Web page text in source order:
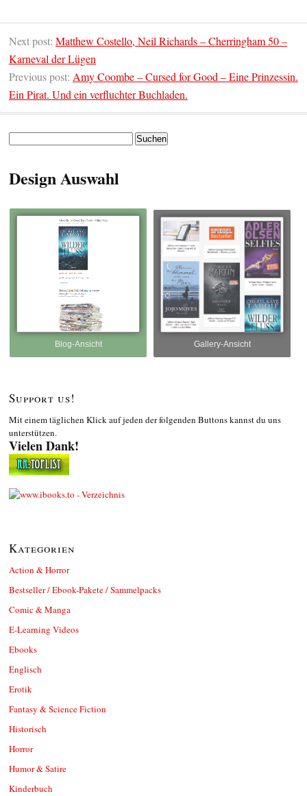
Next post: Matthew Costello, Neil Richards – Cherringham 50 –
Karneval der Lügen
Previous post: Amy Coombe – Cursed for Good – Eine Prinzessin.
Ein Pirat. Und ein verfluchter Buchladen.
Design Auswahl
Blog-Ansicht Gallery-Ansicht
Support us!
Mit einem täglichen Klick auf jeden der folgenden Buttons kannst du uns
unterstützen.
Vielen Dank!
Kategorien
Action & Horror
Bestseller / Ebook-Pakete / Sammelpacks
Comic & Manga
E-Learning Videos
Ebooks
Englisch
Erotik
Fantasy & Science Fiction
Historisch
Horror
Humor & Satire
Kinderbuch